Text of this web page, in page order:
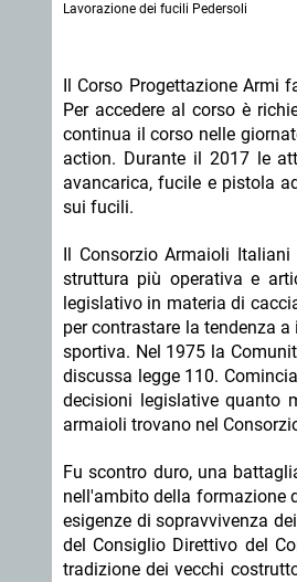
Lavorazione dei fucili Pedersoli
Il Corso Progettazione Armi
Per accedere al corso è
continua il corso nelle
action. Durante il 2017 le
avancarica, fucile e pistola
sui fucili.
Il Consorzio Armaioli
struttura più operativa e
legislativo in materia di
per contrastare la tendenza
sportiva. Nel 1975 la
discussa legge 110.
decisioni legislative quanto
armaioli trovano nel
Fu scontro duro, una
nell'ambito della formazione
esigenze di sopravvivenza
del Consiglio Direttivo del
tradizione dei vecchi